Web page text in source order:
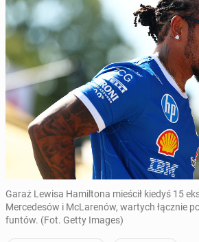
Garaż Lewisa Hamiltona mieścił kiedyś 15
Mercedesów i McLarenów, wartych łącznie
funtów. (Fot. Getty Images)